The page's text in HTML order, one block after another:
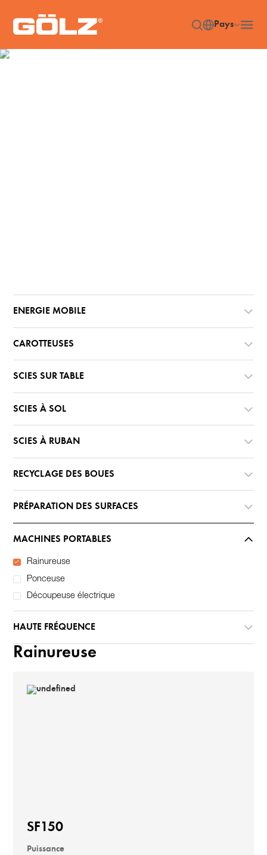
Pays
ENERGIE MOBILE
CAROTTEUSES
SCIES SUR TABLE
SCIES À SOL
SCIES À RUBAN
RECYCLAGE DES BOUES
PRÉPARATION DES SURFACES
MACHINES PORTABLES
Rainureuse
Ponceuse
Découpeuse électrique
HAUTE FRÉQUENCE
Rainureuse
SF150
Puissance